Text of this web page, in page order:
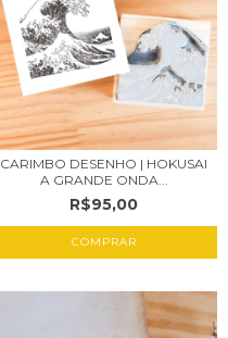
CARIMBO DESENHO | HOKUSAI
A GRANDE ONDA...
R$95,00